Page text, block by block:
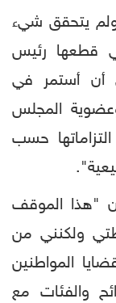
أكثر من 3 شهور ولم يتحقق شيء
قطعها رئيس
أن أستمر في
المجلس
حسب
"هذا الموقف
ولكنني من
المواطنين
والفئات مع